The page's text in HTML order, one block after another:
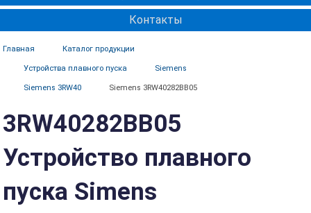
Контакты
Главная Каталог продукции
Устройства плавного пуска Siemens
Siemens 3RW40 Siemens 3RW40282BB05
3RW40282BB05
Устройство плавного
пуска Simens